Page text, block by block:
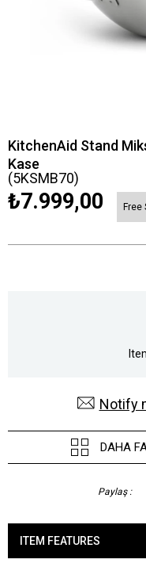
KitchenAid Stand
Kase
(5KSMB70)
₺7.999,00 Free
Notify
DAHA
Paylaş :
ITEM FEATURES